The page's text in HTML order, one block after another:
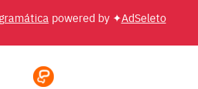
DE ANO NOVO (RÉVEILLON)
powered by ✦AdSeleto